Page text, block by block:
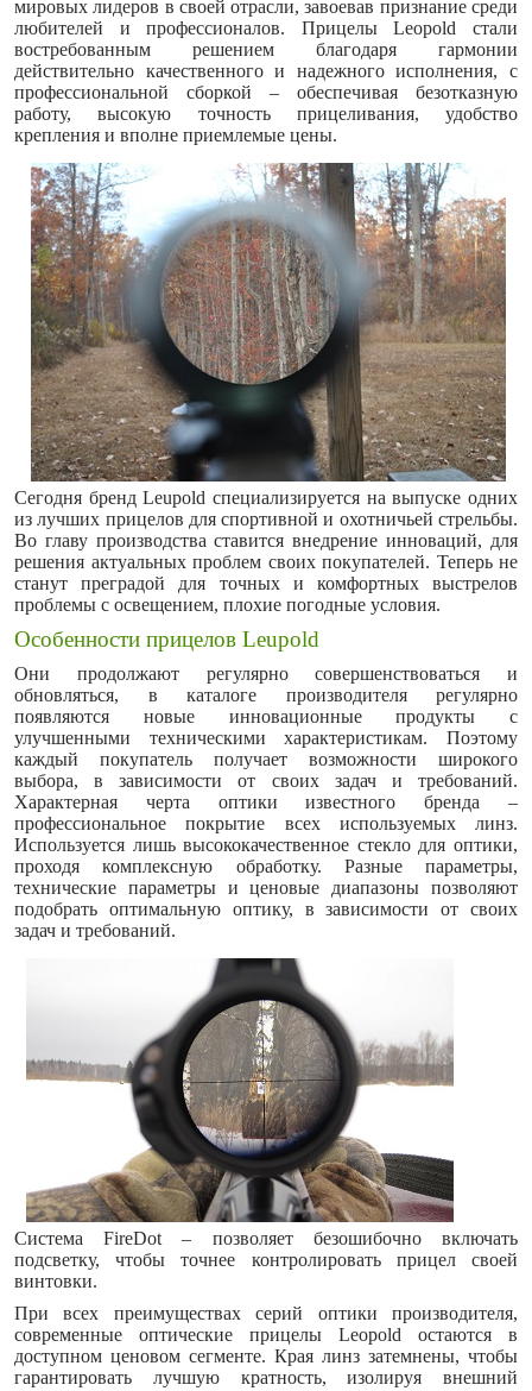
мировых лидеров в своей отрасли, завоевав признание среди
любителей и профессионалов. Прицелы Leopold стали
востребованным решением благодаря гармонии
действительно качественного и надежного исполнения, с
профессиональной сборкой – обеспечивая безотказную
работу, высокую точность прицеливания, удобство
крепления и вполне приемлемые цены.
Сегодня бренд Leupold специализируется на выпуске одних
из лучших прицелов для спортивной и охотничьей стрельбы.
Во главу производства ставится внедрение инноваций, для
решения актуальных проблем своих покупателей. Теперь не
станут преградой для точных и комфортных выстрелов
проблемы с освещением, плохие погодные условия.
Особенности прицелов Leupold
Они продолжают регулярно совершенствоваться и
обновляться, в каталоге производителя регулярно
появляются новые инновационные продукты с
улучшенными техническими характеристикам. Поэтому
каждый покупатель получает возможности широкого
выбора, в зависимости от своих задач и требований.
Характерная черта оптики известного бренда –
профессиональное покрытие всех используемых линз.
Используется лишь высококачественное стекло для оптики,
проходя комплексную обработку. Разные параметры,
технические параметры и ценовые диапазоны позволяют
подобрать оптимальную оптику, в зависимости от своих
задач и требований.
Система FireDot – позволяет безошибочно включать
подсветку, чтобы точнее контролировать прицел своей
винтовки.
При всех преимуществах серий оптики производителя,
современные оптические прицелы Leopold остаются в
доступном ценовом сегменте. Края линз затемнены, чтобы
гарантировать лучшую кратность, изолируя внешний